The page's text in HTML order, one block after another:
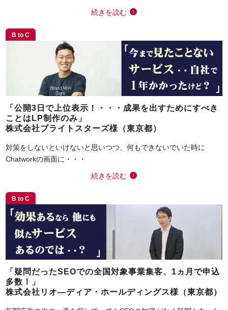
続きを読む
B to C
「公開3日で上位表示！・・・成果を出すためにすべき
ことはLP制作のみ」
株式会社ブライトスターズ様（東京都）
対策をしないといけないと思いつつ、何もできないでいた時に
Chatworkの画面に・・・
続きを読む
B to C
「疑問だったSEOでの全国対象事業集客、1ヵ月で申込
多数！」
株式会社リオ―ディア・ホールディングス様（東京都）